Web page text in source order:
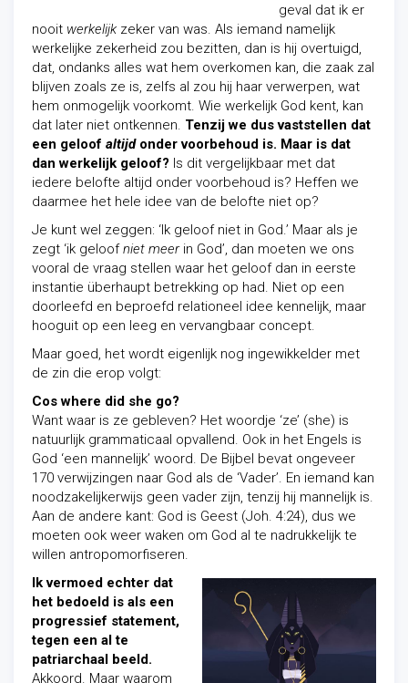
geval dat ik er
nooit werkelijk zeker van was. Als iemand namelijk
werkelijke zekerheid zou bezitten, dan is hij overtuigd,
dat, ondanks alles wat hem overkomen kan, die zaak zal
blijven zoals ze is, zelfs al zou hij haar verwerpen, wat
hem onmogelijk voorkomt. Wie werkelijk God kent, kan
dat later niet ontkennen. Tenzij we dus vaststellen dat
een geloof altijdonder voorbehoud is. Maar is dat
dan werkelijk geloof? Is dit vergelijkbaar met dat
iedere belofte altijd onder voorbehoud is? Heffen we
daarmee het hele idee van de belofte niet op?
Je kunt wel zeggen: ‘Ik geloof niet in God.’ Maar als je
zegt ‘ik geloofniet meerin God’, dan moeten we ons
vooral de vraag stellen waar het geloof dan in eerste
instantie überhaupt betrekking op had. Niet op een
doorleefd en beproefd relationeel idee kennelijk, maar
hooguit op een leeg en vervangbaar concept.
Maar goed, het wordt eigenlijk nog ingewikkelder met
de zin die erop volgt:
Cos where did she go?
Want waar is ze gebleven? Het woordje ‘ze’ (she) is
natuurlijk grammaticaal opvallend. Ook in het Engels is
God ‘een mannelijk’ woord. De Bijbel bevat ongeveer
170 verwijzingen naar God als de ‘Vader’. En iemand kan
noodzakelijkerwijs geen vader zijn, tenzij hij mannelijk is.
Aan de andere kant: God is Geest (Joh. 4:24), dus we
moeten ook weer waken om God al te nadrukkelijk te
willen antropomorfiseren.
Ik vermoed echter dat
het bedoeld is als een
progressief statement,
tegen een al te
patriarchaal beeld.
Akkoord. Maar waarom